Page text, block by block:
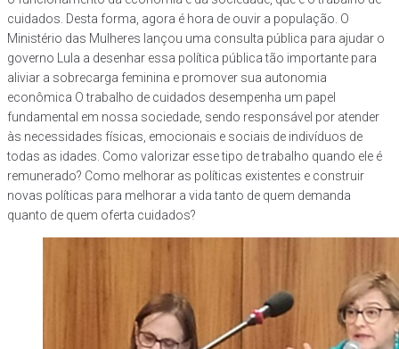
cuidados. Desta forma, agora é hora de ouvir a população. O
Ministério das Mulheres lançou uma consulta pública para ajudar o
governo Lula a desenhar essa política pública tão importante para
aliviar a sobrecarga feminina e promover sua autonomia
econômica O trabalho de cuidados desempenha um papel
fundamental em nossa sociedade, sendo responsável por atender
às necessidades físicas, emocionais e sociais de indivíduos de
todas as idades. Como valorizar esse tipo de trabalho quando ele é
remunerado? Como melhorar as políticas existentes e construir
novas políticas para melhorar a vida tanto de quem demanda
quanto de quem oferta cuidados?